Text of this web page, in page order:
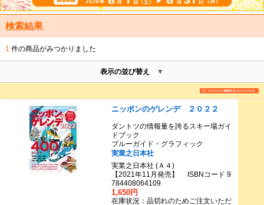
検索結果
1 件の商品がみつかりました
表示の並び替え
ニッポンのゲレンデ ２０２２
ダントツの情報量を誇るスキー場ガイ
ドブック
ブルーガイド・グラフィック
実業之日本社
実業之日本社 (Ａ４)
【2021年11月発売】 ISBNコード 9
784408064109
1,650円
在庫状況：品切れのためご注文いただ